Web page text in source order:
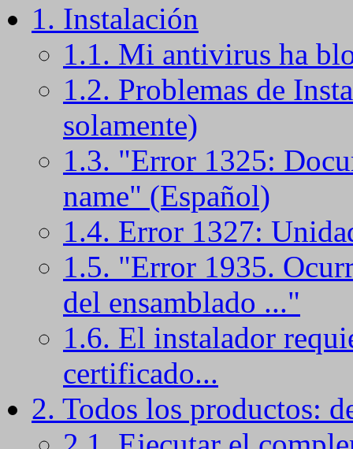
1. Instalación
1.1. Mi antivirus ha
1.2. Problemas de
solamente)
1.3. "Error 1325:
name" (Español)
1.4. Error 1327:
1.5. "Error 1935.
del ensamblado ..."
1.6. El instalador
certificado...
2. Todos los productos: